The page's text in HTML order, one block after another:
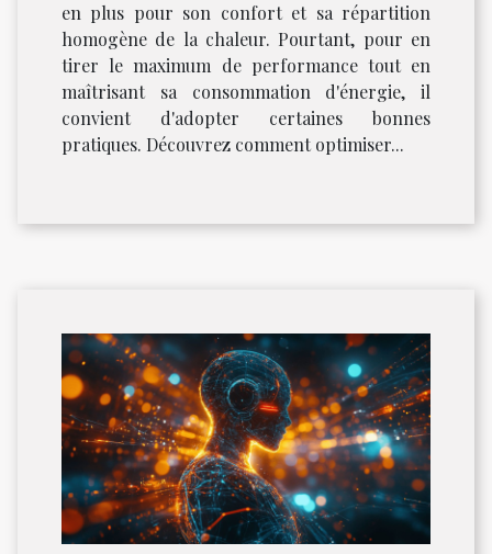
en plus pour son confort et sa répartition
homogène de la chaleur. Pourtant, pour en
tirer le maximum de performance tout en
maîtrisant sa consommation d'énergie, il
convient d'adopter certaines bonnes
pratiques. Découvrez comment optimiser...